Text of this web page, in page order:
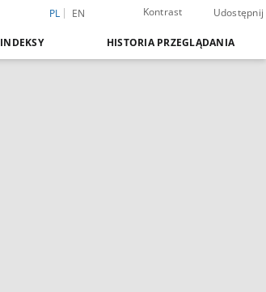
PL EN Kontrast Udostępnij
INDEKSY HISTORIA PRZEGLĄDANIA